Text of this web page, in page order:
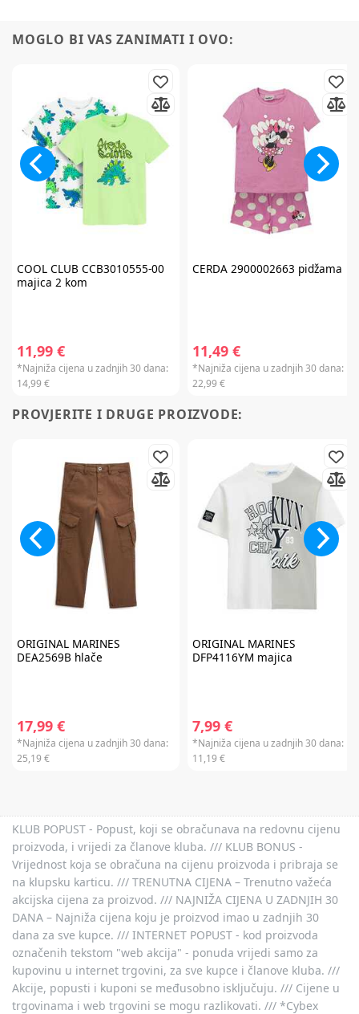
MOGLO BI VAS ZANIMATI I OVO:
COOL CLUB CCB3010555-00
majica 2 kom
11,99 €
*Najniža cijena u zadnjih 30 dana:
14,99 €
CERDA2900002663 pidžama
11,49 €
*Najniža cijena u zadnjih 30 dana:
22,99 €
PROVJERITE I DRUGE PROIZVODE:
ORIGINAL MARINES
DEA2569B hlače
17,99 €
*Najniža cijena u zadnjih 30 dana:
25,19 €
ORIGINAL MARINES
DFP4116YM majica
7,99 €
*Najniža cijena u zadnjih 30 dana:
11,19 €
KLUB POPUST - Popust, koji se obračunava na redovnu cijenu
proizvoda, i vrijedi za članove kluba. /// KLUB BONUS -
Vrijednost koja se obračuna na cijenu proizvoda i pribraja se
na klupsku karticu. /// TRENUTNA CIJENA – Trenutno važeća
akcijska cijena za proizvod. /// NAJNIŽA CIJENA U ZADNJIH 30
DANA – Najniža cijena koju je proizvod imao u zadnjih 30
dana za sve kupce. /// INTERNET POPUST - kod proizvoda
označenih tekstom "web akcija" - ponuda vrijedi samo za
kupovinu u internet trgovini, za sve kupce i članove kluba. ///
Akcije, popusti i kuponi se međusobno isključuju. /// Cijene u
trgovinama i web trgovini se mogu razlikovati. /// *Cybex
Prijavite se na
newsletter
i iskoristite
PRIJAVITE SE
*Prijavom na newsletter pristajete da vam tvrtka AKIDS HR d.o.o. može
* Promo kod za popust zaprimit ćete e-mailom u roku od 24 sata od prijave.
Promo kod za popust vrijedi samo za prvu narudžbu proizvoda po
redovnim cijenama u internet trgovini. Promo kod za popust ne vrijedi na
proizvode Cybex Platinum, Britax Römer Lux, Frida, Stokke, Babyzen,
Baby Brezza i Scoot & Ride te kod kupnje darovnih kartica i plaćanja
usluga. Promo kod za popust nije moguće kombinirati s aktualnim
akcijama i klupskim pogodnostima. Popusti se ne zbrajaju.Promo kod za
popust vrijedi 30 dana.